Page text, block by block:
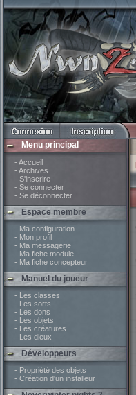
Menu principal
- Accueil
- Archives
- S'inscrire
- Se connecter
- Se déconnecter
Espace membre
- Ma configuration
- Mon profil
- Ma messagerie
- Ma fiche module
- Ma fiche concepteur
Manuel du joueur
- Les classes
- Les sorts
- Les dons
- Les objets
- Les créatures
- Les dieux
Développeurs
- Propriété des objets
- Création d'un installeur